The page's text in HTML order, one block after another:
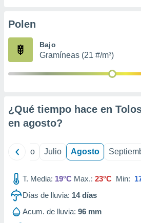
e
mediante
publicidad
publicidad
de
Polen
Bajo
Gramíneas (21 #/m³)
¿Qué tiempo hace en
en agosto?
Junio Julio Agosto
T. Media: 19°C Max.: 23°C Min:
Días de lluvia: 14días
Acum. de lluvia: 96 mm